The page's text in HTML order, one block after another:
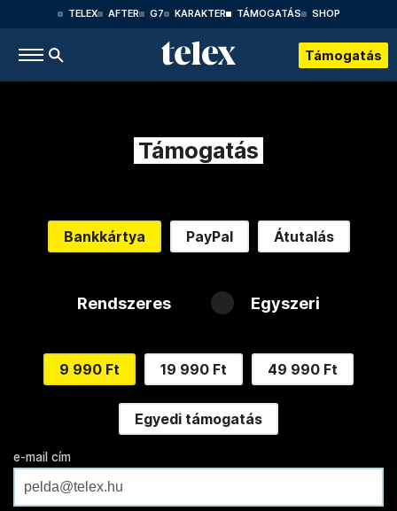
TELEX AFTER G7 KARAKTER TÁMOGATÁS SHOP
Támogatás
Támogatás
Bankkártya PayPal Átutalás
Rendszeres Egyszeri
9 990 Ft 19 990 Ft 49 990 Ft
Egyedi támogatás
e-mail cím